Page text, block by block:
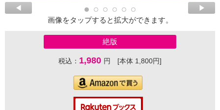
画像をタップすると拡大ができます。
絶版
税込： 1,980 円 [本体 1,800円]